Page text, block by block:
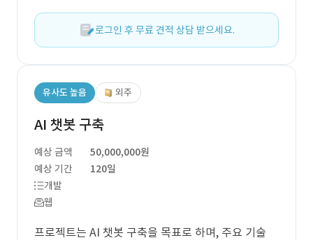
로그인 후 무료 견적 상담 받으세요.
유사도 높음 외주
AI 챗봇 구축
예상 금액
50,000,000원
예상 기간
120일
개발
웹
프로젝트는 AI 챗봇 구축을 목표로 하며, 주요 기술